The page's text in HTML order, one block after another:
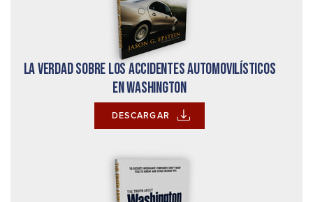
La verdad sobre los accidentes automovilísticos
en Washington
DESCARGAR